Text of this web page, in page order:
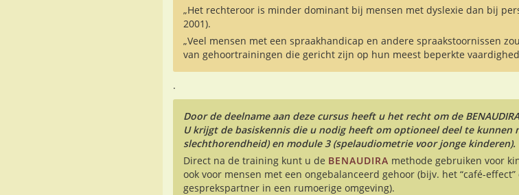
„Het rechteroor is minder dominant bij mensen met dyslexie dan bij
2001).
„Veel mensen met een spraakhandicap en andere spraakstoornissen
van gehoortrainingen die gericht zijn op hun meest beperkte
.
Door de deelname aan deze cursus heeft u het recht om de
U krijgt de basiskennis die u nodig heeft om optioneel deel te kunnen
slechthorendheid) en module 3 (spelaudiometrie voor jonge kinderen).
Direct na de training kunt u de BENAUDIRA methode gebruiken voor
ook voor mensen met een ongebalanceerd gehoor (bijv. het “café-
gesprekspartner in een rumoerige omgeving).